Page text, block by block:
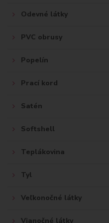
Odevné látky
PVC obrusy
Popelín
Prací kord
Satén
Softshell
Teplákovina
Tyl
Veľkonočné látky
Vianočné látky